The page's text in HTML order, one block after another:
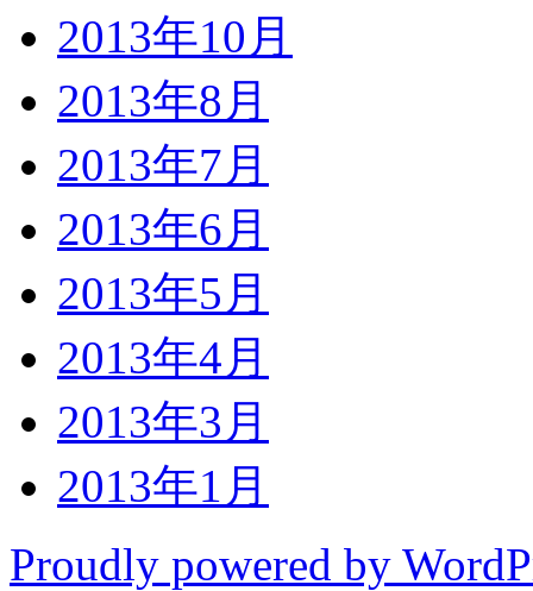
2013年10月
2013年8月
2013年7月
2013年6月
2013年5月
2013年4月
2013年3月
2013年1月
Proudly powered by